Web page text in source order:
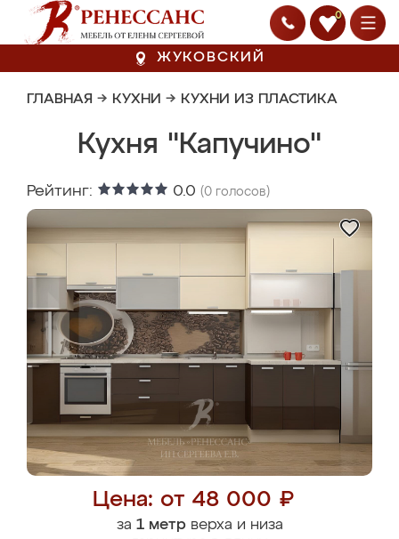
0
ЖУКОВСКИЙ
ГЛАВНАЯ → КУХНИ → КУХНИ ИЗ ПЛАСТИКА
Кухня "Капучино"
Рейтинг: 0.0 (0 голосов)
Цена: от 48 000 ₽
за 1 метрверха и низа